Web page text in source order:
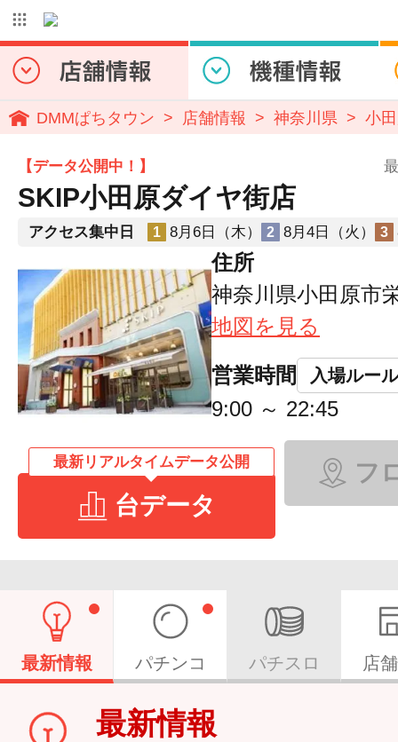
DMMぱちタウン 店舗情報 神奈川県 小
【データ公開中！】
SKIP小田原ダイヤ街店
アクセス集中日 1 8月6日（木） 2 8月4日（火） 3
住所
神奈川県小田原市
地図を見る
営業時間 入場ルール
9:00 ～ 22:45
最新リアルタイムデータ公開
台データ
フ
最新情報 パチンコ パチスロ 店
最新情報